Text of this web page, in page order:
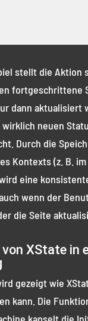
stellt die Aktion
fortgeschrittene
dann aktualisiert
neuen
Durch die
Kontexts (z. B.
eine
wenn der
die Seite
XState in
gezeigt wie
kann. Die